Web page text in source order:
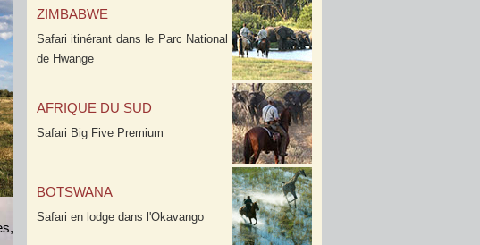
ZIMBABWE
Safari itinérant dans le Parc National
de Hwange
AFRIQUE DU SUD
Safari Big Five Premium
BOTSWANA
Safari en lodge dans l'Okavango